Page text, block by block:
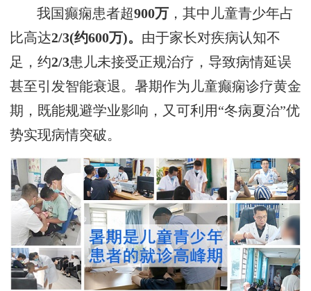
我国癫痫患者超900万 ，其中儿童青少年占
比高达2/3(约600万)。 由于家长对疾病认知不
足，约2/3患儿未接受正规治疗，导致病情延误
甚至引发智能衰退。暑期作为儿童癫痫诊疗黄金
期，既能规避学业影响，又可利用“冬病夏治”优
势实现病情突破。